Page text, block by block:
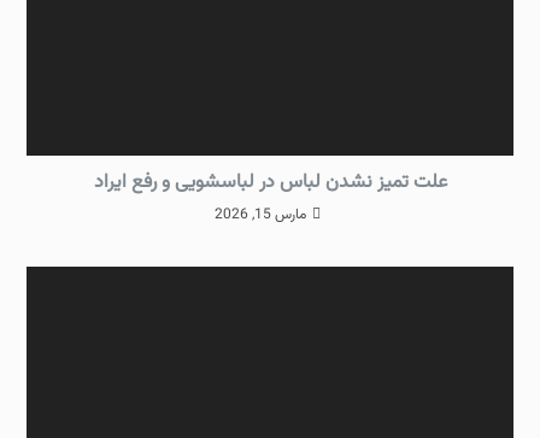
علت تمیز نشدن لباس در لباسشویی و رفع ایراد
مارس 15, 2026